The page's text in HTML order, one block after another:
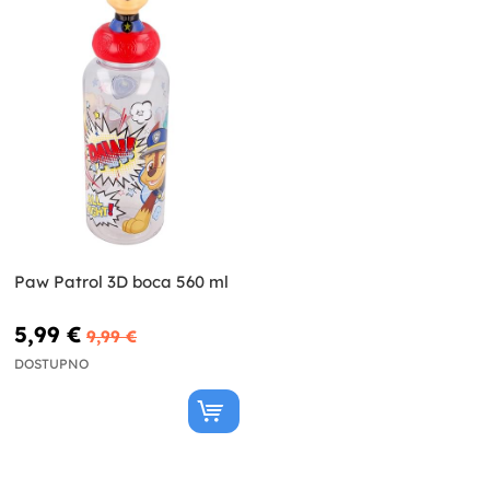
Paw Patrol 3D boca 560 ml
5,99 € 9,99 €
DOSTUPNO